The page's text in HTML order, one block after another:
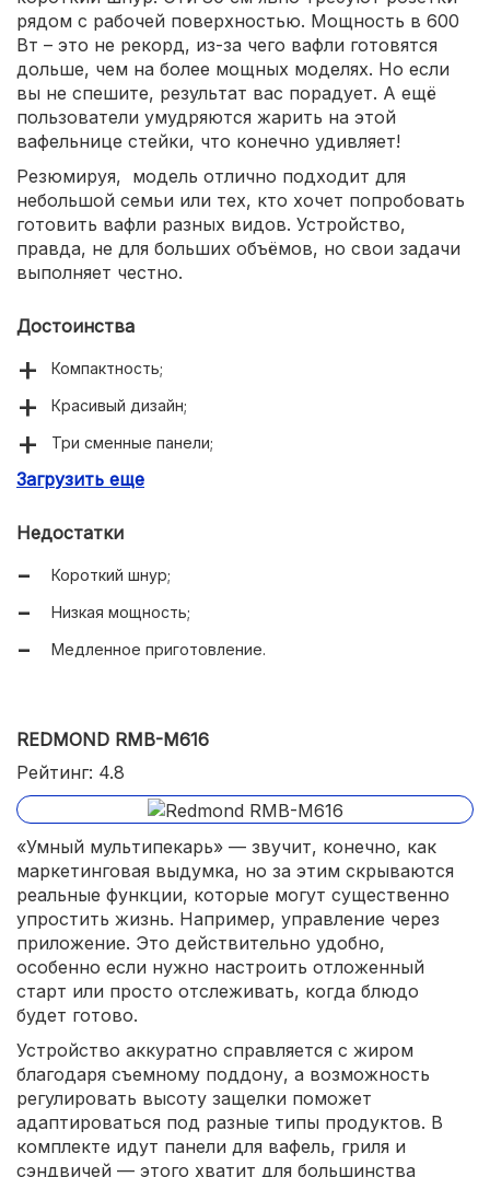
рядом с рабочей поверхностью. Мощность в 600
Вт – это не рекорд, из-за чего вафли готовятся
дольше, чем на более мощных моделях. Но если
вы не спешите, результат вас порадует. А ещё
пользователи умудряются жарить на этой
вафельнице стейки, что конечно удивляет!
Резюмируя, модель отлично подходит для
небольшой семьи или тех, кто хочет попробовать
готовить вафли разных видов. Устройство,
правда, не для больших объёмов, но свои задачи
выполняет честно.
Достоинства
Компактность;
Красивый дизайн;
Три сменные панели;
Легко мыть.
Загрузить еще
Недостатки
Короткий шнур;
Низкая мощность;
Медленное приготовление.
REDMOND RMB-M616
Рейтинг: 4.8
«Умный мультипекарь» — звучит, конечно, как
маркетинговая выдумка, но за этим скрываются
реальные функции, которые могут существенно
упростить жизнь. Например, управление через
приложение. Это действительно удобно,
особенно если нужно настроить отложенный
старт или просто отслеживать, когда блюдо
будет готово.
Устройство аккуратно справляется с жиром
благодаря съемному поддону, а возможность
регулировать высоту защелки поможет
адаптироваться под разные типы продуктов. В
комплекте идут панели для вафель, гриля и
сэндвичей — этого хватит для большинства